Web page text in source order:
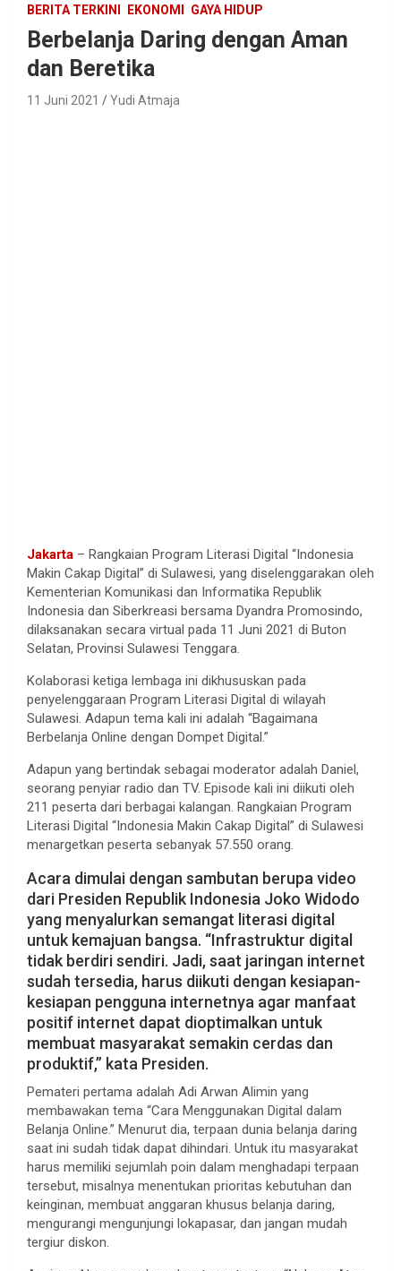
BERITA TERKINI EKONOMI GAYA HIDUP
Berbelanja Daring dengan Aman
dan Beretika
11 Juni 2021 Yudi Atmaja
Jakarta – Rangkaian Program Literasi Digital “Indonesia
Makin Cakap Digital” di Sulawesi, yang diselenggarakan oleh
Kementerian Komunikasi dan Informatika Republik
Indonesia dan Siberkreasi bersama Dyandra Promosindo,
dilaksanakan secara virtual pada 11 Juni 2021 di Buton
Selatan, Provinsi Sulawesi Tenggara.
Kolaborasi ketiga lembaga ini dikhususkan pada
penyelenggaraan Program Literasi Digital di wilayah
Sulawesi. Adapun tema kali ini adalah “Bagaimana
Berbelanja Online dengan Dompet Digital.”
Adapun yang bertindak sebagai moderator adalah Daniel,
seorang penyiar radio dan TV. Episode kali ini diikuti oleh
211 peserta dari berbagai kalangan. Rangkaian Program
Literasi Digital “Indonesia Makin Cakap Digital” di Sulawesi
menargetkan peserta sebanyak 57.550 orang.
Acara dimulai dengan sambutan berupa video
dari Presiden Republik Indonesia Joko Widodo
yang menyalurkan semangat literasi digital
untuk kemajuan bangsa. “Infrastruktur digital
tidak berdiri sendiri. Jadi, saat jaringan internet
sudah tersedia, harus diikuti dengan kesiapan-
kesiapan pengguna internetnya agar manfaat
positif internet dapat dioptimalkan untuk
membuat masyarakat semakin cerdas dan
produktif,” kata Presiden.
Pemateri pertama adalah Adi Arwan Alimin yang
membawakan tema “Cara Menggunakan Digital dalam
Belanja Online.” Menurut dia, terpaan dunia belanja daring
saat ini sudah tidak dapat dihindari. Untuk itu masyarakat
harus memiliki sejumlah poin dalam menghadapi terpaan
tersebut, misalnya menentukan prioritas kebutuhan dan
keinginan, membuat anggaran khusus belanja daring,
mengurangi mengunjungi lokapasar, dan jangan mudah
tergiur diskon.